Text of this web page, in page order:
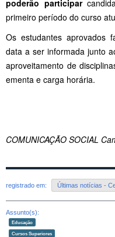
poderão participar
primeiro período do curso
Os estudantes aprovados
data a ser informada junto
aproveitamento de
ementa e carga horária.
COMUNICAÇÃO SOCIAL
registrado em: Últimas notícias -
Assunto(s):
Educação
Cursos Superiores